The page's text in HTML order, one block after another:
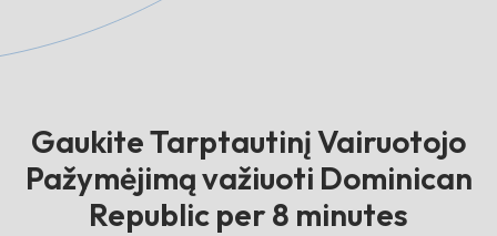
Gaukite Tarptautinį Vairuotojo
Pažymėjimą važiuoti Dominican
Republic per 8 minutes